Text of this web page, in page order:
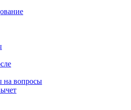
на вопросы